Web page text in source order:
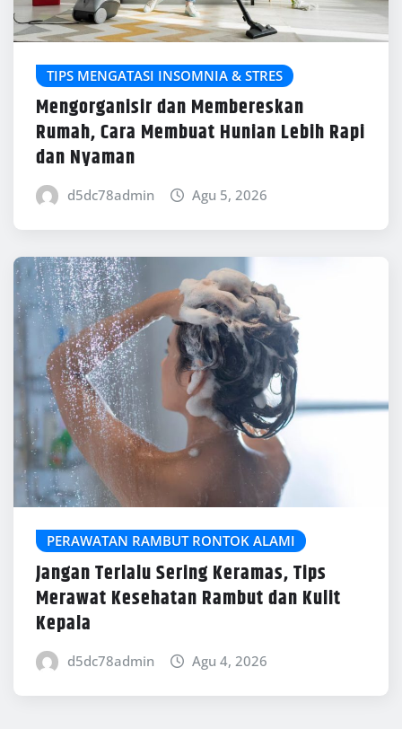
TIPS MENGATASI INSOMNIA & STRES
Mengorganisir dan Membereskan
Rumah, Cara Membuat Hunian Lebih Rapi
dan Nyaman
d5dc78admin Agu 5, 2026
PERAWATAN RAMBUT RONTOK ALAMI
Jangan Terlalu Sering Keramas, Tips
Merawat Kesehatan Rambut dan Kulit
Kepala
d5dc78admin Agu 4, 2026